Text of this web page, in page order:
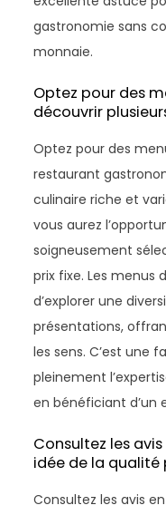
gastronomie sans
monnaie.
Optez pour des
découvrir
Optez pour des
restaurant
culinaire riche et
vous aurez
soigneusement
prix fixe. Les
d’explorer une
présentations,
les sens. C’est une
pleinement
en bénéficiant d’un
Consultez les
idée de la qualité
Consultez les avis